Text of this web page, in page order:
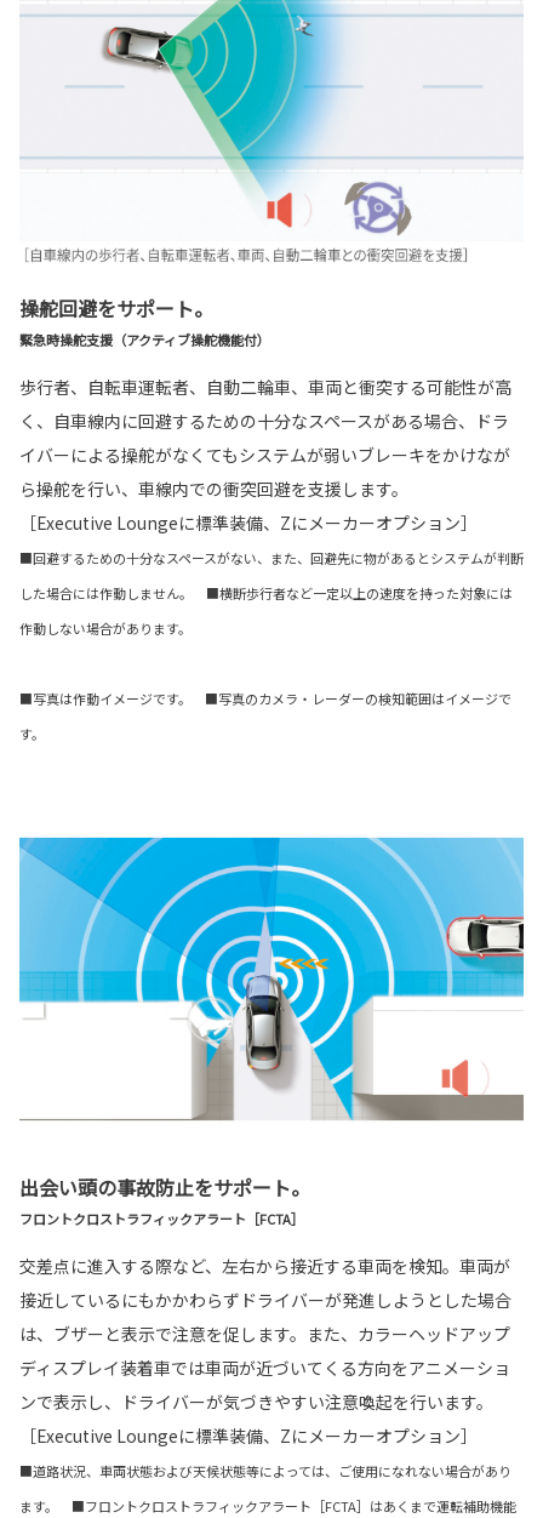
操舵回避をサポート。
緊急時操舵支援（アクティブ操舵機能付）
歩行者、自転車運転者、自動二輪車、車両と衝突する可能性が高
く、自車線内に回避するための十分なスペースがある場合、ドラ
イバーによる操舵がなくてもシステムが弱いブレーキをかけなが
ら操舵を行い、車線内での衝突回避を支援します。
［Executive Loungeに標準装備、Zにメーカーオプション］
■回避するための十分なスペースがない、また、回避先に物があるとシステムが判断
した場合には作動しません。 ■横断歩行者など一定以上の速度を持った対象には
作動しない場合があります。
■写真は作動イメージです。 ■写真のカメラ・レーダーの検知範囲はイメージで
す。
出会い頭の事故防止をサポート。
フロントクロストラフィックアラート［FCTA］
交差点に進入する際など、左右から接近する車両を検知。車両が
接近しているにもかかわらずドライバーが発進しようとした場合
は、ブザーと表示で注意を促します。また、カラーヘッドアップ
ディスプレイ装着車では車両が近づいてくる方向をアニメーショ
ンで表示し、ドライバーが気づきやすい注意喚起を行います。
［Executive Loungeに標準装備、Zにメーカーオプション］
■道路状況、車両状態および天候状態等によっては、ご使用になれない場合があり
ます。 ■フロントクロストラフィックアラート［FCTA］はあくまで運転補助機能